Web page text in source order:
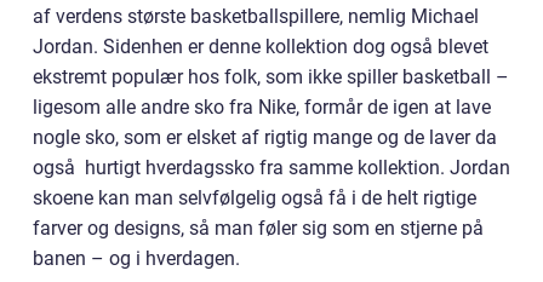
af verdens største basketballspillere, nemlig Michael
Jordan. Sidenhen er denne kollektion dog også blevet
ekstremt populær hos folk, som ikke spiller basketball –
ligesom alle andre sko fra Nike, formår de igen at lave
nogle sko, som er elsket af rigtig mange og de laver da
også hurtigt hverdagssko fra samme kollektion. Jordan
skoene kan man selvfølgelig også få i de helt rigtige
farver og designs, så man føler sig som en stjerne på
banen – og i hverdagen.